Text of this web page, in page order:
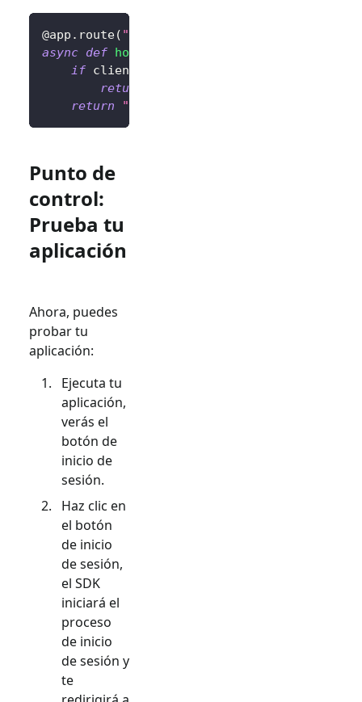
@app . route( "/"
async def home
if client
return
return
"Autenticado <a href='/sign-
Punto de
control:
Prueba tu
aplicación
Ahora, puedes
probar tu
aplicación:
Ejecuta tu
aplicación,
verás el
botón de
inicio de
sesión.
Haz clic en
el botón
de inicio
de sesión,
el SDK
iniciará el
proceso
de inicio
de sesión y
te